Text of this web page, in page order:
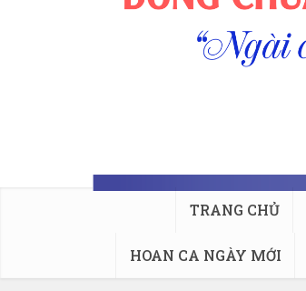
TRANG CHỦ
HOAN CA NGÀY MỚI